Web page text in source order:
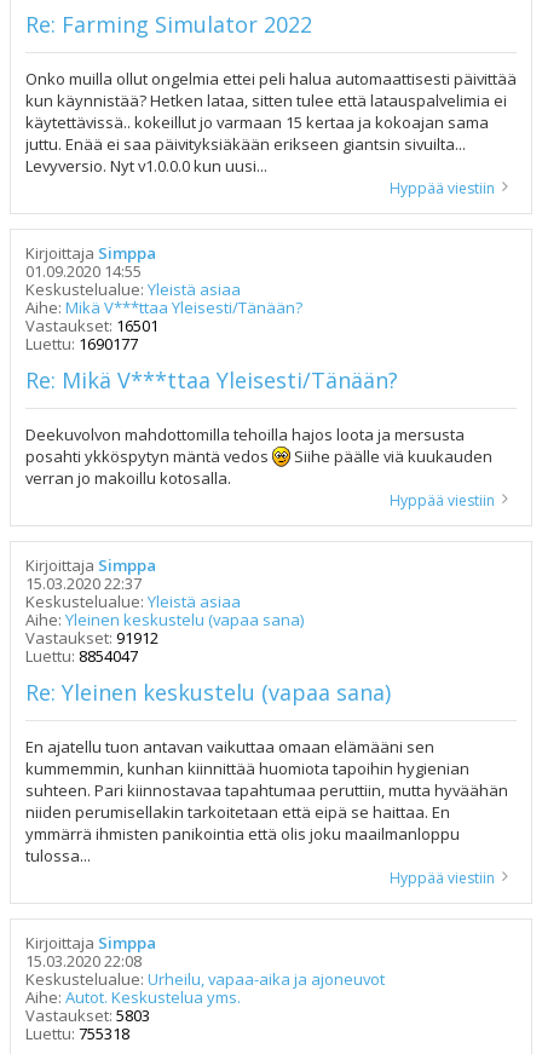
Re: Farming Simulator 2022
Onko muilla ollut ongelmia ettei peli halua automaattisesti päivittää
kun käynnistää? Hetken lataa, sitten tulee että latauspalvelimia ei
käytettävissä.. kokeillut jo varmaan 15 kertaa ja kokoajan sama
juttu. Enää ei saa päivityksiäkään erikseen giantsin sivuilta...
Levyversio. Nyt v1.0.0.0 kun uusi...
Hyppää viestiin
Kirjoittaja Simppa
01.09.2020 14:55
Keskustelualue: Yleistä asiaa
Aihe: Mikä V***ttaa Yleisesti/Tänään?
Vastaukset: 16501
Luettu: 1690177
Re: Mikä V***ttaa Yleisesti/Tänään?
Deekuvolvon mahdottomilla tehoilla hajos loota ja mersusta
posahti ykköspytyn mäntä vedos
Siihe päälle viä kuukauden
verran jo makoillu kotosalla.
Hyppää viestiin
Kirjoittaja Simppa
15.03.2020 22:37
Keskustelualue: Yleistä asiaa
Aihe: Yleinen keskustelu (vapaa sana)
Vastaukset: 91912
Luettu: 8854047
Re: Yleinen keskustelu (vapaa sana)
En ajatellu tuon antavan vaikuttaa omaan elämääni sen
kummemmin, kunhan kiinnittää huomiota tapoihin hygienian
suhteen. Pari kiinnostavaa tapahtumaa peruttiin, mutta hyväähän
niiden perumisellakin tarkoitetaan että eipä se haittaa. En
ymmärrä ihmisten panikointia että olis joku maailmanloppu
tulossa...
Hyppää viestiin
Kirjoittaja Simppa
15.03.2020 22:08
Keskustelualue: Urheilu, vapaa-aika ja ajoneuvot
Aihe: Autot. Keskustelua yms.
Vastaukset: 5803
Luettu: 755318